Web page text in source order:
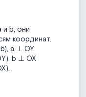
и b, они
координат.
a ⊥ OY
b ⊥ OX